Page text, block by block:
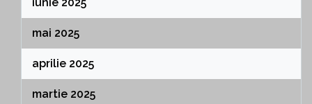
mai 2025
aprilie 2025
martie 2025